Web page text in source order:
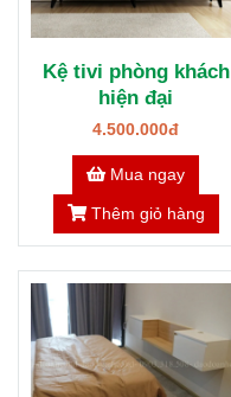
Kệ tivi phòng khách
hiện đại
4.500.000đ
Mua ngay
Thêm giỏ hàng